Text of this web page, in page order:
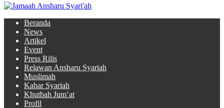
Beranda
News
Artikel
Event
Press Rilis
Relawan Ansharu Syariah
Muslimah
Kabar Syariah
Khutbah Jum’at
Profil